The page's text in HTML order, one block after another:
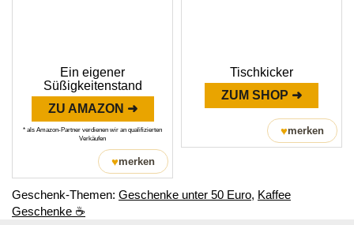
Ein eigener
Süßigkeitenstand
ZU AMAZON ➜
* als Amazon-Partner verdienen wir an qualifizierten
Verkäufen
♥merken
Tischkicker
ZUM SHOP ➜
♥merken
Geschenk-Themen: Geschenke unter 50 Euro, Kaffee
Geschenke ☕